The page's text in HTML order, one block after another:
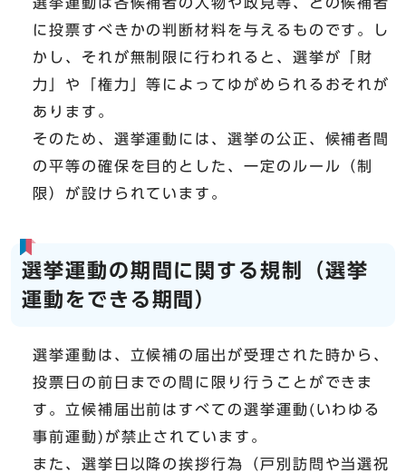
選挙運動は各候補者の人物や政見等、どの候補者
に投票すべきかの判断材料を与えるものです。し
かし、それが無制限に行われると、選挙が「財
力」や「権力」等によってゆがめられるおそれが
あります。
そのため、選挙運動には、選挙の公正、候補者間
の平等の確保を目的とした、一定のルール（制
限）が設けられています。
選挙運動の期間に関する規制（選挙
運動をできる期間）
選挙運動は、立候補の届出が受理された時から、
投票日の前日までの間に限り行うことができま
す。立候補届出前はすべての選挙運動(いわゆる
事前運動)が禁止されています。
また、選挙日以降の挨拶行為（戸別訪問や当選祝